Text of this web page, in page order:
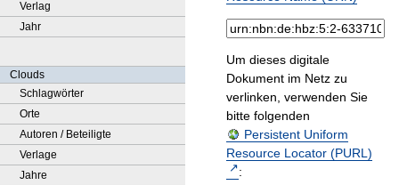
Verlag
Jahr
Clouds
Schlagwörter
Orte
Autoren / Beteiligte
Verlage
Jahre
Um dieses digitale
Dokument im Netz zu
verlinken, verwenden Sie
bitte folgenden
Persistent Uniform
Resource Locator (PURL)
: